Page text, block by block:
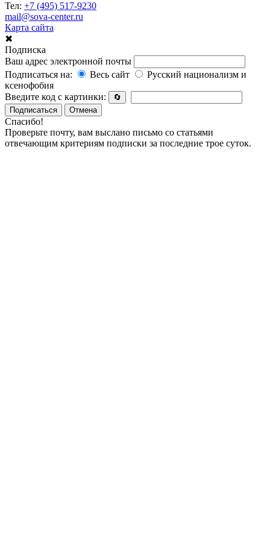
Тел: +7 (495) 517-9230
mail@sova-center.ru
Карта сайта
✖
Подписка
Ваш адрес электронной почты
Подписаться на:
Весь сайт
Русский национализм и
ксенофобия
Введите код с картинки:
🔄
Подписаться
Отмена
Спасибо!
Проверьте почту, вам выслано письмо со статьями
отвечающим критериям подписки за последние трое суток.